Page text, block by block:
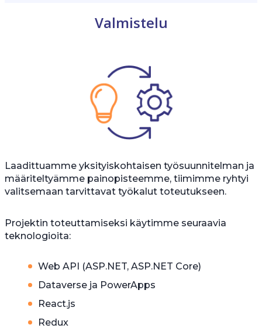
Valmistelu
Laadittuamme yksityiskohtaisen työsuunnitelman ja
määriteltyämme painopisteemme, tiimimme ryhtyi
valitsemaan tarvittavat työkalut toteutukseen.
Projektin toteuttamiseksi käytimme seuraavia
teknologioita:
Web API (ASP.NET, ASP.NET Core)
Dataverse ja PowerApps
React.js
Redux